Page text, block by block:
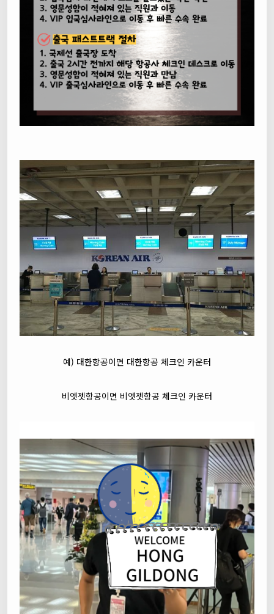
예) 대한항공이면 대한항공 체크인 카운터
비엣젯항공이면 비엣젯항공 체크인 카운터